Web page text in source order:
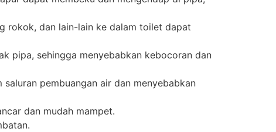
rokok, dan lain-lain ke dalam toilet dapat
pipa, sehingga menyebabkan kebocoran dan
pembuangan air dan menyebabkan
dan mudah mampet.